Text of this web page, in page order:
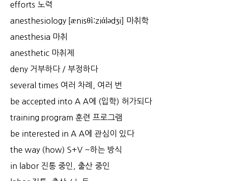
efforts 노력
anesthesiology [ӕnisθì:ziάlədʒi] 마취학
anesthesia 마취
anesthetic 마취제
deny 거부하다 / 부정하다
several times 여러 차례, 여러 번
be accepted into A A에 (입학) 허가되다
training program 훈련 프로그램
be interested in A A에 관심이 있다
the way (how) S+V ~하는 방식
in labor 진통 중인, 출산 중인